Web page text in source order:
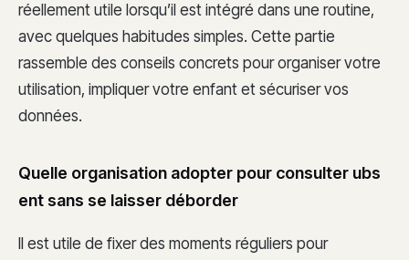
réellement utile lorsqu’il est intégré dans une routine,
avec quelques habitudes simples. Cette partie
rassemble des conseils concrets pour organiser votre
utilisation, impliquer votre enfant et sécuriser vos
données.
Quelle organisation adopter pour consulter ubs
ent sans se laisser déborder
Il est utile de fixer des moments réguliers pour